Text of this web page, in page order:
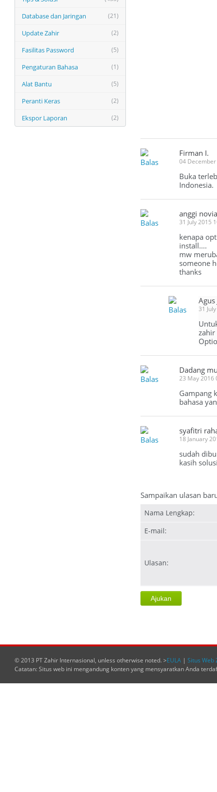
(21)
Database dan Jaringan
(2)
Update Zahir
(5)
Fasilitas Password
(1)
Pengaturan Bahasa
(5)
Alat Bantu
(2)
Peranti Keras
(2)
Ekspor Laporan
Balas
Firman I.
04
Buka
Indonesia.
Balas
anggi novia
31 July 2015
kenapa
install....
mw
someone
thanks
Balas
Agus
31
zahir
Balas
Dadang
23 May 2016
Gampang
bahasa
Balas
syafitri
18 January
sudah
kasih
Sampaikan ulasan
Nama Lengkap:
E-mail:
Ulasan:
© 2013 PT Zahir Internasional, unless otherwise noted. >EULA | Situs Web
Catatan: Situs web ini mengandung konten yang mensyaratkan Anda